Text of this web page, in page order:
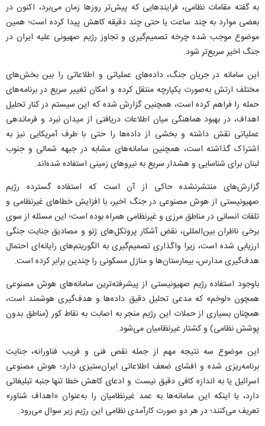
به گفته مقامات نظامی، فرایند‌هایی که پیش‌تر روز‌ها زمان می‌برد، اکنون در
بعضی موارد به چند ساعت یا حتی چند دقیقه کاهش پیدا کرده است؛ همین
موضوع موجب شده چرخه تصمیم‌گیری و تجاوز رژیم صهیونی علیه ایران در
جنگ اخیر سریع‌تر شود.
این سامانه در جریان جنگ، داده‌های عملیاتی و اطلاعاتی را بین بخش‌های
مختلف ارتش به‌صورت یکپارچه منتقل کرده و امکان تغییر سریع در برنامه‌های
حمله را فراهم کرده است، همچنین گزارش شده که این سیستم در کنار تحلیل
اهداف، در بهبود هماهنگی میان اطلاعات دریافتی از میدان نبرد و فرماندهی
عملیاتی نقش داشته و بخشی از داده‌ها را حتی با طرف آمریکایی نیز به
اشتراک گذاشته است، همچنین سامانه‌های مشابه در جبهه شمالی و جنوب
لبنان برای شناسایی و هشدار سریع به نیرو‌های زمینی استفاده شده‌اند.
گزارش‌های منتشرنشده حاکی از آن است که استفاده گسترده رژیم
صهیونیستی از هوش مصنوعی در جنگ اخیر، با افزایش خطا‌های غیرنظامی و
تلفات انسانی در مناطق مرزی و غیرنظامی همراه بوده است؛ این مسئله از سوی
برخی ناظران بین‌المللی، نقض آشکار پروتکل‌های ژنو و مصادیق جنایت جنگی
ارزیابی شده است، زیرا واگذاری تصمیم‌گیری به الگوریتم‌های رایانه‌ای احتمال
هدف‌گیری مدارس، بیمارستان‌ها و منازل مسکونی را چندین برابر کرده است.
باوجود استفاده رژیم صهیونیستی از پیشرفته‌ترین سامانه‌های هوش مصنوعی
همچون «لوخم» که مدعی تحلیل دقیق داده‌ها و هدف‌گیری هوشمند است،
همچنان بسیاری از حملات این رژیم منجر به اصابت به نقاط کور (مناطق بدون
پوشش نظامی) و کشتار غیرنظامیان می‌شود.
این موضوع سه نتیجه مهم از جمله نقص فنی و فریب فناورانه، جنایت
برنامه‌ریزی شده و افشای ضعف اطلاعاتی ایران‌ستیزی دارد؛ هوش مصنوعی
اسرائیل یا به اندازه کافی دقیق نیست و ادعای کاهش خطا تنها جنبه تبلیغاتی
دارد، یا اینکه این سامانه‌ها به عمد غیرنظامیان را به‌عنوان «اهداف شناور»
تعریف می‌کنند؛ در هر دو صورت کارآمدی نظامی این رژیم زیر سوال می‌رود.